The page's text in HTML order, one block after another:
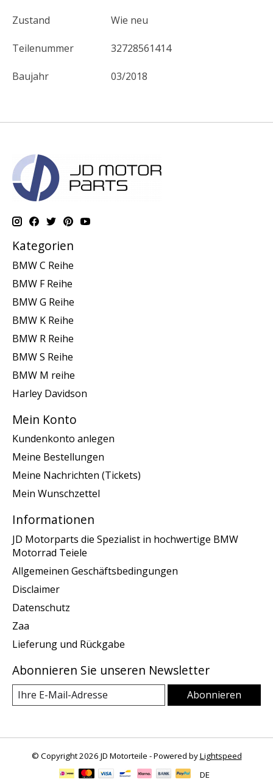
Zustand Wie neu
Teilenummer 32728561414
Baujahr 03/2018
Kategorien
BMW C Reihe
BMW F Reihe
BMW G Reihe
BMW K Reihe
BMW R Reihe
BMW S Reihe
BMW M reihe
Harley Davidson
Mein Konto
Kundenkonto anlegen
Meine Bestellungen
Meine Nachrichten (Tickets)
Mein Wunschzettel
Informationen
JD Motorparts die Spezialist in hochwertige BMW
Motorrad Teiele
Allgemeinen Geschäftsbedingungen
Disclaimer
Datenschutz
Zaa
Lieferung und Rückgabe
Abonnieren Sie unseren Newsletter
Abonnieren
© Copyright 2026 JD Motorteile - Powered byLightspeed
DE